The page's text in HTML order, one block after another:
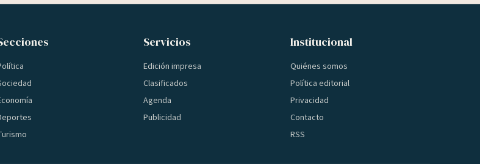
Servicios
Edición impresa
Clasificados
Agenda
Publicidad
Institucional
Quiénes somos
Política editorial
Privacidad
Contacto
RSS